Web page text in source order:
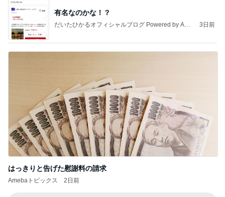
有名なのかな！？
だいたひかるオフィシャルブログ Powered by Ame
3日前
はっきりと告げた慰謝料の請求
Amebaトピックス 2日前